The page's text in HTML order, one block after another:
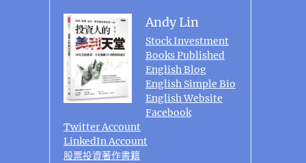
Andy Lin
Stock Investment
Books Published
English Blog
English Simple Bio
English Website
Facebook
Twitter Account
LinkedIn Account
股票投資著作書籍